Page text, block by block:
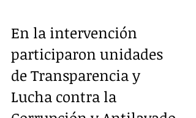
En la intervención
participaron unidades
de Transparencia y
Lucha contra la